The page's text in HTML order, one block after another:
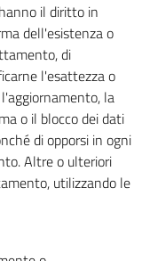
il diritto in
dell'esistenza o
di
l'esattezza o
la
o il blocco dei dati
di opporsi in ogni
Altre o ulteriori
utilizzando le